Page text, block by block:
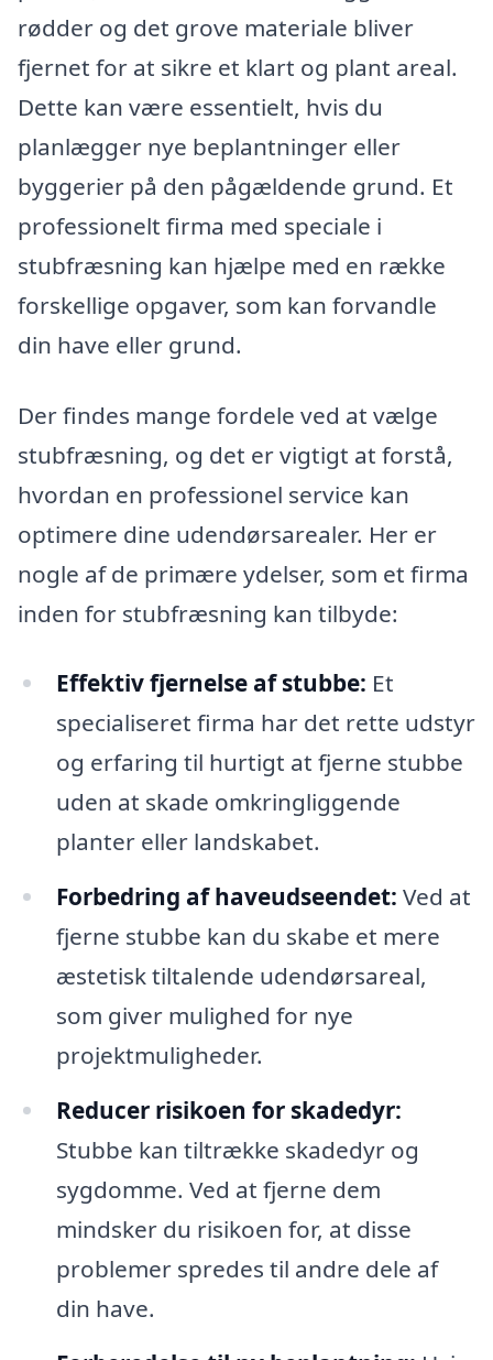
rødder og det grove materiale bliver
fjernet for at sikre et klart og plant areal.
Dette kan være essentielt, hvis du
planlægger nye beplantninger eller
byggerier på den pågældende grund. Et
professionelt firma med speciale i
stubfræsning kan hjælpe med en række
forskellige opgaver, som kan forvandle
din have eller grund.
Der findes mange fordele ved at vælge
stubfræsning, og det er vigtigt at forstå,
hvordan en professionel service kan
optimere dine udendørsarealer. Her er
nogle af de primære ydelser, som et firma
inden for stubfræsning kan tilbyde:
Effektiv fjernelse af stubbe: Et
specialiseret firma har det rette udstyr
og erfaring til hurtigt at fjerne stubbe
uden at skade omkringliggende
planter eller landskabet.
Forbedring af haveudseendet: Ved at
fjerne stubbe kan du skabe et mere
æstetisk tiltalende udendørsareal,
som giver mulighed for nye
projektmuligheder.
Reducer risikoen for skadedyr:
Stubbe kan tiltrække skadedyr og
sygdomme. Ved at fjerne dem
mindsker du risikoen for, at disse
problemer spredes til andre dele af
din have.